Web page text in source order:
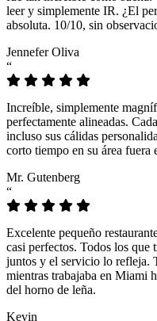
leer y simplemente IR. ¿El
absoluta. 10/10, sin
Jennefer Oliva
“
Increíble, simplemente
perfectamente alineadas.
incluso sus cálidas
corto tiempo en su área fuera
Mr. Gutenberg
“
Excelente pequeño
casi perfectos. Todos los que
juntos y el servicio lo refleja.
mientras trabajaba en Miami
del horno de leña.
Kevin